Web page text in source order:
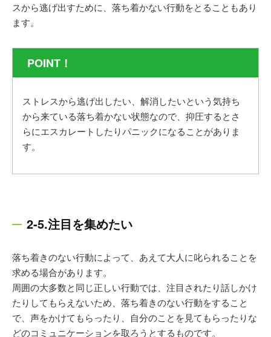
スから逃げ出すために、落ち着かない行動をとることもあり
ます。
POINT！
ストレスから逃げ出したい、解消したいという気持ち
から来ている落ち着かない状態なので、抑圧するとさ
らにエスカレートしたりパニックになることがありま
す。
2-5.注目を集めたい
落ち着きのない行動によって、あえて大人に叱られることを
求める場合があります。
周囲の大多数と同じ正しい行動では、注目されたり話しかけ
たりしてもらえないため、落ち着きのない行動をすること
で、声をかけてもらったり、自分のことを見てもらったりな
どのコミュニケーションを取ろうとするものです。